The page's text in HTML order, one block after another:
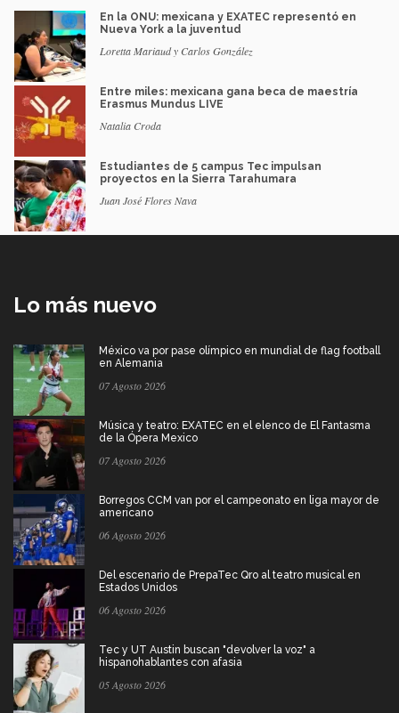
En la ONU: mexicana y EXATEC representó en
Nueva York a la juventud
Loretta Mariaud y Carlos González
Entre miles: mexicana gana beca de maestría
Erasmus Mundus LIVE
Natalia Croda
Estudiantes de 5 campus Tec impulsan
proyectos en la Sierra Tarahumara
Juan José Flores Nava
Lo más nuevo
México va por pase olímpico en mundial de flag football
en Alemania
07 Agosto 2026
Música y teatro: EXATEC en el elenco de El Fantasma
de la Ópera Mexico
07 Agosto 2026
Borregos CCM van por el campeonato en liga mayor de
americano
06 Agosto 2026
Del escenario de PrepaTec Qro al teatro musical en
Estados Unidos
06 Agosto 2026
Tec y UT Austin buscan "devolver la voz" a
hispanohablantes con afasia
05 Agosto 2026